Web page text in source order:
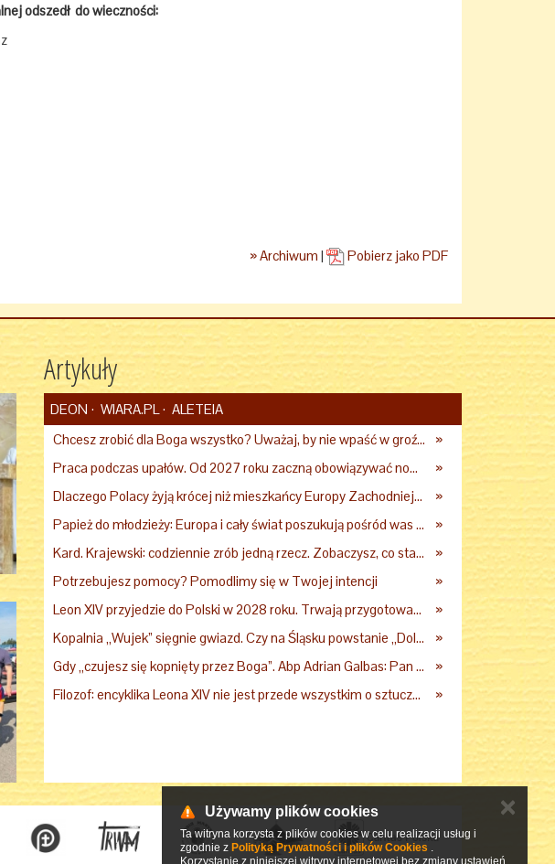
odszedł do wieczności:
» Archiwum | Pobierz jako PDF
Artykuły
DEON WIARA.PL
ALETEIA
»
Chcesz zrobić dla Boga wszystko? Uważaj, by nie wpaść w groźną pułapkę
»
Praca podczas upałów. Od 2027 roku zaczną obowiązywać nowe przepisy
»
Dlaczego Polacy żyją krócej niż mieszkańcy Europy Zachodniej? Ekspertka wskazuje główne przyczyny
»
Papież do młodzieży: Europa i cały świat poszukują pośród was nowych świętych
»
Kard. Krajewski: codziennie zrób jedną rzecz. Zobaczysz, co stanie się z twoim życiem
»
Potrzebujesz pomocy? Pomodlimy się w Twojej intencji
»
Leon XIV przyjedzie do Polski w 2028 roku. Trwają przygotowania do papieskiej pielgrzymki
»
Kopalnia „Wujek” sięgnie gwiazd. Czy na Śląsku powstanie „Dolina Krzemowa”?
»
Gdy „czujesz się kopnięty przez Boga”. Abp Adrian Galbas: Pan Bóg nie zabierze szpili
»
Filozof: encyklika Leona XIV nie jest przede wszystkim o sztucznej inteligencji
Używamy plików cookies
Ta witryna korzysta z plików cookies w celu realizacji usług i
zgodnie z Polityką Prywatności i plików Cookies .
Korzystanie z niniejszej witryny internetowej bez zmiany ustawień
✕